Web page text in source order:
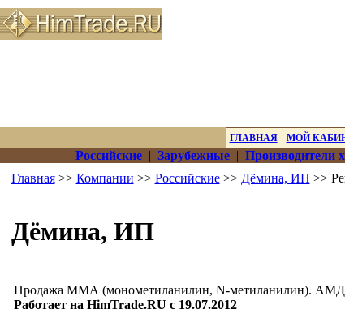
ГЛАВНАЯ МОЙ
Российские| Зарубежные| Производители
Главная>> Компании >> Российские>> Дёмина, ИП >>
Дёмина, ИП
Продажа ММА (монометиланилин, N-метиланилин).
Работает на HimTrade.RU с 19.07.2012